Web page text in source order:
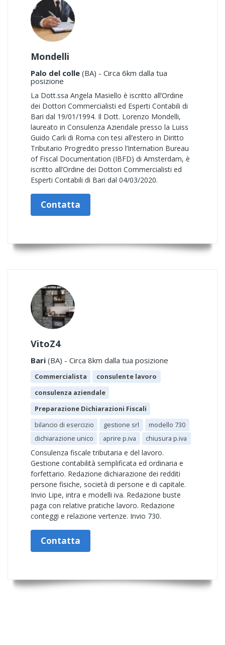
Mondelli
Palo del colle (BA) - Circa 6km dalla tua
posizione
La Dott.ssa Angela Masiello è iscritto all’Ordine
dei Dottori Commercialisti ed Esperti Contabili di
Bari dal 19/01/1994. Il Dott. Lorenzo Mondelli,
laureato in Consulenza Aziendale presso la Luiss
Guido Carli di Roma con tesi all’estero in Diritto
Tributario Progredito presso l’Internation Bureau
of Fiscal Documentation (IBFD) di Amsterdam, è
iscritto all’Ordine dei Dottori Commercialisti ed
Esperti Contabili di Bari dal 04/03/2020.
Contatta
VitoZ4
Bari (BA) - Circa 8km dalla tua posizione
Commercialista
consulente lavoro
consulenza aziendale
Preparazione Dichiarazioni Fiscali
bilancio di esercizio
gestione srl
modello 730
dichiarazione unico
aprire p.iva chiusura p.iva
Consulenza fiscale tributaria e del lavoro.
Gestione contabilità semplificata ed ordinaria e
forfettario. Redazione dichiarazione dei redditi
persone fisiche, società di persone e di capitale.
Invio Lipe, intra e modelli iva. Redazione buste
paga con relative pratiche lavoro. Redazione
conteggi e relazione vertenze. Invio 730.
Contatta